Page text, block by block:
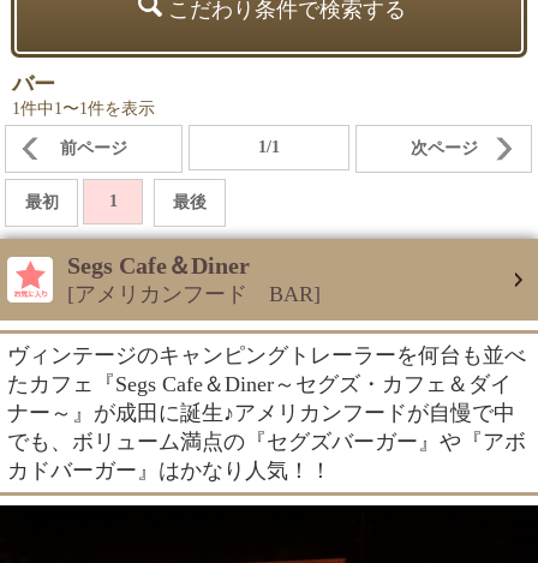
こだわり条件で検索する
バー
1件中1〜1件を表示
前ページ 1/1 次ページ
最初 1 最後
Segs Cafe＆Diner
[アメリカンフード BAR]
ヴィンテージのキャンピングトレーラーを何台も並べ
たカフェ『Segs Cafe＆Diner～セグズ・カフェ＆ダイ
ナー～』が成田に誕生♪アメリカンフードが自慢で中
でも、ボリューム満点の『セグズバーガー』や『アボ
カドバーガー』はかなり人気！！